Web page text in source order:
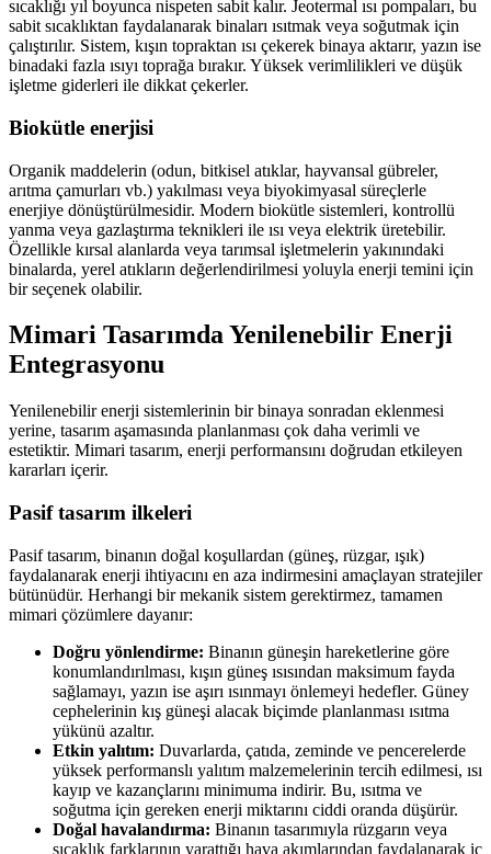
sıcaklığı yıl boyunca nispeten sabit kalır. Jeotermal ısı pompaları, bu
sabit sıcaklıktan faydalanarak binaları ısıtmak veya soğutmak için
çalıştırılır. Sistem, kışın topraktan ısı çekerek binaya aktarır, yazın ise
binadaki fazla ısıyı toprağa bırakır. Yüksek verimlilikleri ve düşük
işletme giderleri ile dikkat çekerler.
Biokütle enerjisi
Organik maddelerin (odun, bitkisel atıklar, hayvansal gübreler,
arıtma çamurları vb.) yakılması veya biyokimyasal süreçlerle
enerjiye dönüştürülmesidir. Modern biokütle sistemleri, kontrollü
yanma veya gazlaştırma teknikleri ile ısı veya elektrik üretebilir.
Özellikle kırsal alanlarda veya tarımsal işletmelerin yakınındaki
binalarda, yerel atıkların değerlendirilmesi yoluyla enerji temini için
bir seçenek olabilir.
Mimari Tasarımda Yenilenebilir Enerji
Entegrasyonu
Yenilenebilir enerji sistemlerinin bir binaya sonradan eklenmesi
yerine, tasarım aşamasında planlanması çok daha verimli ve
estetiktir. Mimari tasarım, enerji performansını doğrudan etkileyen
kararları içerir.
Pasif tasarım ilkeleri
Pasif tasarım, binanın doğal koşullardan (güneş, rüzgar, ışık)
faydalanarak enerji ihtiyacını en aza indirmesini amaçlayan stratejiler
bütünüdür. Herhangi bir mekanik sistem gerektirmez, tamamen
mimari çözümlere dayanır:
Doğru yönlendirme: Binanın güneşin hareketlerine göre
konumlandırılması, kışın güneş ısısından maksimum fayda
sağlamayı, yazın ise aşırı ısınmayı önlemeyi hedefler. Güney
cephelerinin kış güneşi alacak biçimde planlanması ısıtma
yükünü azaltır.
Etkin yalıtım: Duvarlarda, çatıda, zeminde ve pencerelerde
yüksek performanslı yalıtım malzemelerinin tercih edilmesi, ısı
kayıp ve kazançlarını minimuma indirir. Bu, ısıtma ve
soğutma için gereken enerji miktarını ciddi oranda düşürür.
Doğal havalandırma: Binanın tasarımıyla rüzgarın veya
sıcaklık farklarının yarattığı hava akımlarından faydalanarak iç